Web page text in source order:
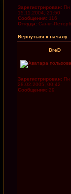
Зарегистрирован: Пн
15.11.2004, 21:50
Сообщения: 116
Откуда: Санкт-
Вернуться к началу
DreD
Зарегистрирован: Пн
28.02.2005, 00:42
Сообщения: 29